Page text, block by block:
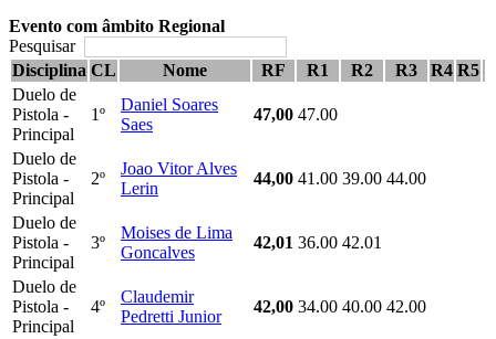
Evento com âmbito Regional
Pesquisar
Disciplina CL Nome RF R1 R2 R3 R4 R5
Duelo de
Pistola -
Principal
1º
Daniel Soares
Saes
47,00 47.00
Duelo de
Pistola -
Principal
2º
Joao Vitor Alves
Lerin
44,00 41.00 39.00 44.00
Duelo de
Pistola -
Principal
3º
Moises de Lima
Goncalves
42,01 36.00 42.01
Duelo de
Pistola -
Principal
4º
Claudemir
Pedretti Junior
42,00 34.00 40.00 42.00